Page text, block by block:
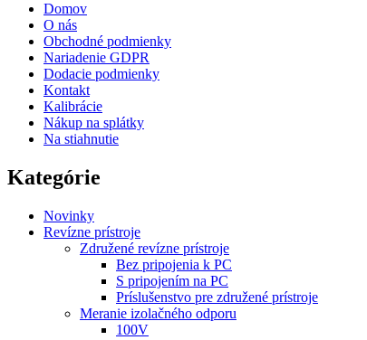
Domov
O nás
Obchodné podmienky
Nariadenie GDPR
Dodacie podmienky
Kontakt
Kalibrácie
Nákup na splátky
Na stiahnutie
Kategórie
Novinky
Revízne prístroje
Združené revízne prístroje
Bez pripojenia k PC
S pripojením na PC
Príslušenstvo pre združené prístroje
Meranie izolačného odporu
100V